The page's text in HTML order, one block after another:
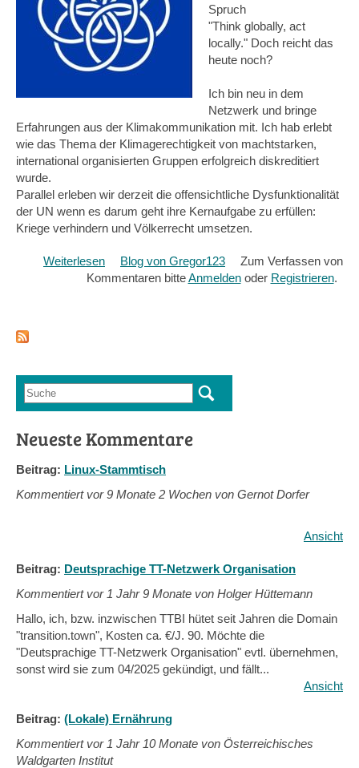
Spruch
"Think globally, act
locally." Doch reicht das
heute noch?
Ich bin neu in dem
Netzwerk und bringe
Erfahrungen aus der Klimakommunikation mit. Ich hab erlebt
wie das Thema der Klimagerechtigkeit von machtstarken,
international organisierten Gruppen erfolgreich diskreditiert
wurde.
Parallel erleben wir derzeit die offensichtliche Dysfunktionalität
der UN wenn es darum geht ihre Kernaufgabe zu erfüllen:
Kriege verhindern und Völkerrecht umsetzen.
Weiterlesen über
Was
sein?
Blog von Gregor123
Zum Verfassen von
Kommentaren bitteAnmeldenoder Registrieren.
Suchformular
Suche
Neueste Kommentare
Beitrag: Linux-Stammtisch
Kommentiert vor9 Monate 2 Wochen von Gernot Dorfer
Ansicht
Beitrag: Deutsprachige TT-Netzwerk Organisation
Kommentiert vor 1 Jahr 9 Monate von Holger Hüttemann
Hallo, ich, bzw. inzwischen TTBI hütet seit Jahren die Domain
"transition.town", Kosten ca. €/J. 90. Möchte die
"Deutsprachige TT-Netzwerk Organisation" evtl. übernehmen,
sonst wird sie zum 04/2025 gekündigt, und fällt...
Ansicht
Beitrag: (Lokale) Ernährung
Kommentiert vor 1 Jahr 10 Monate von Österreichisches
Waldgarten Institut